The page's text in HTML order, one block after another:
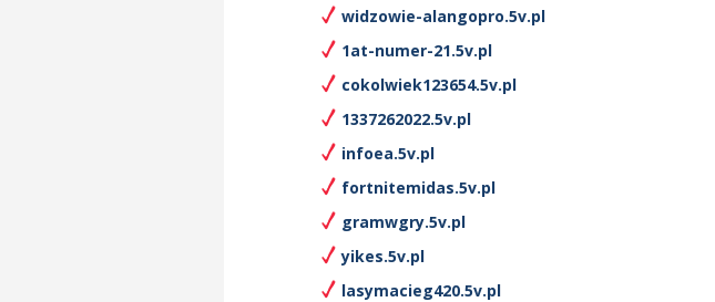
widzowie-alangopro.5v.pl
1at-numer-21.5v.pl
cokolwiek123654.5v.pl
1337262022.5v.pl
infoea.5v.pl
fortnitemidas.5v.pl
gramwgry.5v.pl
yikes.5v.pl
lasymacieg420.5v.pl